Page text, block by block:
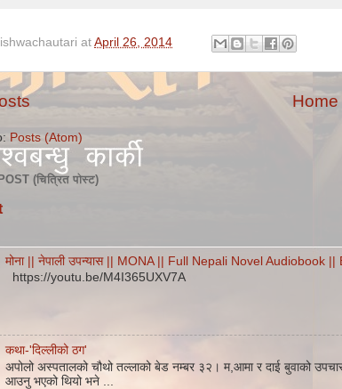
at April 26, 2014
Home
Posts (Atom)
(चित्रित पोस्ट)
मोना || नेपाली उपन्यास || MONA || Full Nepali Novel Audiobook
https://youtu.be/M4I365UXV7A
कथा-'दिल्लीको ठग'
अपोलो अस्पतालको चौथो तल्लाको बेड नम्बर ३२। म,आमा र दाई बुवाको
आउनु भएको थियो भने ...